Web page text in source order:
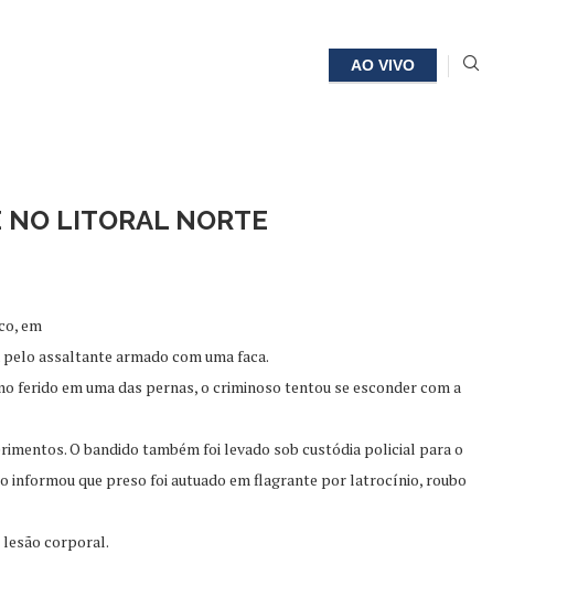
AO VIVO
NO LITORAL NORTE
em
assaltante armado com uma faca.
ferido em uma das pernas, o criminoso tentou se esconder com a
O bandido também foi levado sob custódia policial para o
informou que preso foi autuado em flagrante por latrocínio, roubo
lesão corporal.